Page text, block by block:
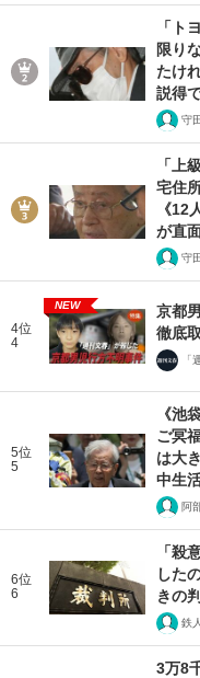
「ト
限り
たけ
説得
守
「上
宅住
《12
が直
守
4位
4
NEW
京都
徹底
「
5位
5
《池
ご冥
は大
中生
阿
6位
6
「殺
した
きの
鉄
3万8